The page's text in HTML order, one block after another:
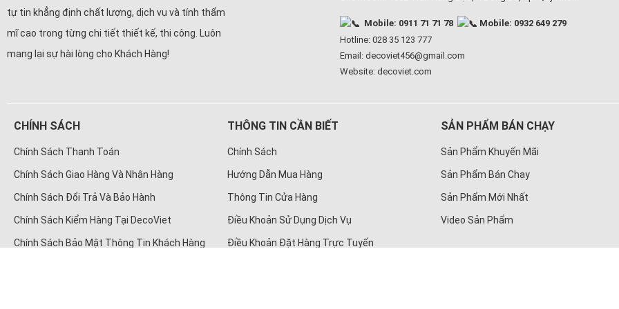
tự tin khẳng định chất lượng, dịch vụ và tính thẩm
mĩ cao trong từng chi tiết thiết kế, thi công. Luôn
mang lại sự hài lòng cho Khách Hàng!
Mobile: 0911 71 71 78
Mobile: 0932 649 279
Hotline: 028 35 123 777
Email: decoviet456@gmail.com
Website:decoviet.com
CHÍNH SÁCH
Chính Sách Thanh Toán
Chính Sách Giao Hàng Và Nhận Hàng
Chính Sách Đổi Trả Và Bảo Hành
Chính Sách Kiểm Hàng Tại DecoViet
Chính Sách Bảo Mật Thông Tin Khách Hàng
THÔNG TIN CẦN BIẾT
Chính Sách
Hướng Dẫn Mua Hàng
Thông Tin Cửa Hàng
Điều Khoản Sử Dụng Dịch Vụ
Điều Khoản Đặt Hàng Trực Tuyến
SẢN PHẨM BÁN CHẠY
Sản Phẩm Khuyến Mãi
Sản Phẩm Bán Chạy
Sản Phẩm Mới Nhất
Video Sản Phẩm